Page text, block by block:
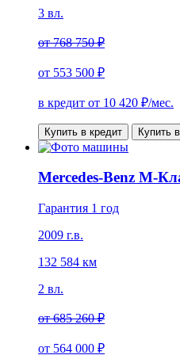
3 вл.
от768 750 ₽
от 553 500 ₽
в кредит от 10 420 ₽/мес.
Купить в кредит Купить
Mercedes-Benz M-
Гарантия 1 год
2009 г.в.
132 584 км
2 вл.
от685 260 ₽
от 564 000 ₽